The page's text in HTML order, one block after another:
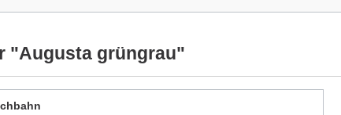
hinweisen, dass alle Produkte ständig weiterentwickelt
modifizierte Modelle dar. Alle Maße sind Circa-Angaben.
"Augusta grüngrau"